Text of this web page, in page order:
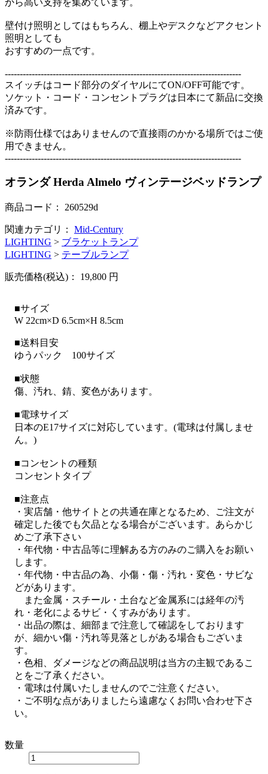
壁付け照明としてはもちろん、棚上やデスクなどアクセント
照明としても
おすすめの一点です。
-------------------------------------------------------------------------------
スイッチはコード部分のダイヤルにてON/OFF可能です。
ソケット・コード・コンセントプラグは日本にて新品に交換
済みです。
※防雨仕様ではありませんので直接雨のかかる場所ではご使
用できません。
-------------------------------------------------------------------------------
オランダ Herda Almelo ヴィンテージベッドランプ
商品コード： 260529d
関連カテゴリ：
Mid-Century
LIGHTING > ブラケットランプ
LIGHTING > テーブルランプ
販売価格(税込)： 19,800 円
■サイズ
W 22cm×D 6.5cm×H 8.5cm
■送料目安
ゆうパック 100サイズ
■状態
傷、汚れ、錆、変色があります。
■電球サイズ
日本のE17サイズに対応しています。(電球は付属しませ
ん。)
■コンセントの種類
コンセントタイプ
■注意点
・実店舗・他サイトとの共通在庫となるため、ご注文が
確定した後でも欠品となる場合がございます。あらかじ
めご了承下さい
・年代物・中古品等に理解ある方のみのご購入をお願い
します。
・年代物・中古品の為、小傷・傷・汚れ・変色・サビな
どがあります。
また金属・スチール・土台など金属系には経年の汚
れ・老化によるサビ・くすみがあります。
・出品の際は、細部まで注意して確認をしております
が、細かい傷・汚れ等見落としがある場合もございま
す。
・色相、ダメージなどの商品説明は当方の主観であるこ
とをご了承ください。
・電球は付属いたしませんのでご注意ください。
・ご不明な点がありましたら遠慮なくお問い合わせ下さ
い。
数量